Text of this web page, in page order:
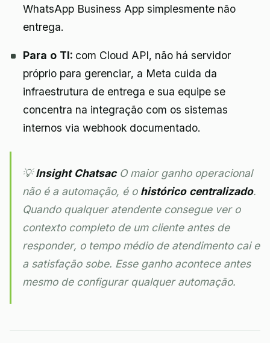
WhatsApp Business App simplesmente não
entrega.
Para o TI:com Cloud API, não há servidor
próprio para gerenciar, a Meta cuida da
infraestrutura de entrega e sua equipe se
concentra na integração com os sistemas
internos via webhook documentado.
💡Insight ChatsacO maior ganho operacional
não é a automação, é o histórico centralizado.
Quando qualquer atendente consegue ver o
contexto completo de um cliente antes de
responder, o tempo médio de atendimento cai e
a satisfação sobe. Esse ganho acontece antes
mesmo de configurar qualquer automação.